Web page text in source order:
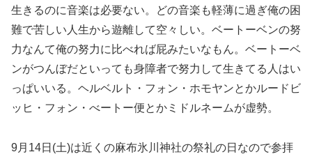
生きるのに音楽は必要ない。どの音楽も軽薄に過ぎ俺の困
難で苦しい人生から遊離して空々しい。ベートーベンの努
力なんて俺の努力に比べれば屁みたいなもん。ベートーベ
ンがつんぼだといっても身障者で努力して生きてる人はい
っぱいいる。ヘルベルト・フォン・ホモヤンとかルードビ
ッヒ・フォン・べートー便とかミドルネームが虚勢。
9月14日(土)は近くの麻布氷川神社の祭礼の日なので参拝